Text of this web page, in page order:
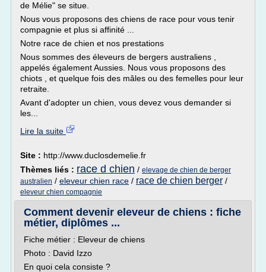
de Mélie" se situe.
Nous vous proposons des chiens de race pour vous tenir
compagnie et plus si affinité ...
Notre race de chien et nos prestations
Nous sommes des éleveurs de bergers australiens ,
appelés également Aussies. Nous vous proposons des
chiots , et quelque fois des mâles ou des femelles pour leur
retraite.
Avant d'adopter un chien, vous devez vous demander si
les...
Lire la suite
Site : http://www.duclosdemelie.fr
Thèmes liés : race d chien / elevage de chien de berger
australien / eleveur chien race / race de chien berger /
eleveur chien compagnie
Comment devenir eleveur de chiens : fiche
métier, diplômes ...
Fiche métier : Eleveur de chiens
Photo : David Izzo
En quoi cela consiste ?